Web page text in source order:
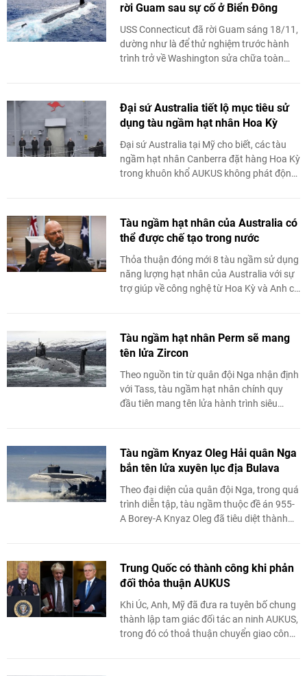
rời Guam sau sự cố ở Biển Đông
USS Connecticut đã rời Guam sáng 18/11,
dường như là để thử nghiệm trước hành
trình trở về Washington sửa chữa toàn
Đại sứ Australia tiết lộ mục tiêu sử
dụng tàu ngầm hạt nhân Hoa Kỳ
Đại sứ Australia tại Mỹ cho biết, các tàu
ngầm hạt nhân Canberra đặt hàng Hoa Kỳ
trong khuôn khổ AUKUS không phát động
Tàu ngầm hạt nhân của Australia có
thể được chế tạo trong nước
Thỏa thuận đóng mới 8 tàu ngầm sử dụng
năng lượng hạt nhân của Australia với sự
trợ giúp về công nghệ từ Hoa Kỳ và Anh có
Tàu ngầm hạt nhân Perm sẽ mang
tên lửa Zircon
Theo nguồn tin từ quân đội Nga nhận định
với Tass, tàu ngầm hạt nhân chính quy
đầu tiên mang tên lửa hành trình siêu
Tàu ngầm Knyaz Oleg Hải quân Nga
bắn tên lửa xuyên lục địa Bulava
Theo đại diện của quân đội Nga, trong quá
trình diễn tập, tàu ngầm thuộc đề án 955-
A Borey-A Knyaz Oleg đã tiêu diệt thành
Trung Quốc có thành công khi phản
đối thỏa thuận AUKUS
Khi Úc, Anh, Mỹ đã đưa ra tuyên bố chung
thành lập tam giác đối tác an ninh AUKUS,
trong đó có thoả thuận chuyển giao công